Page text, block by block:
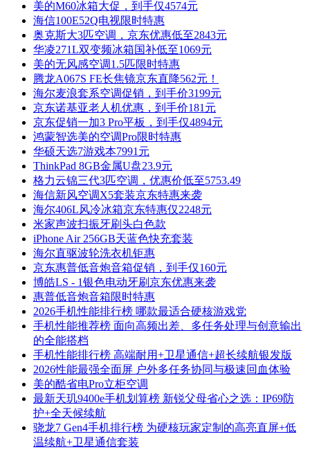
美的M60冰箱大促，到手仅4574元
海信100E52Q电视限时特惠
奥克斯大3匹空调，京东优惠低至2843元
华凌271L双变频冰箱国补低至1069元
美的无风感空调1.5匹限时特惠
腾龙A067S FE长焦镜京东直降562元！
海尔麦浪套系空调促销，到手价3199元
京东诺基亚老人机优惠，到手价181元
京东促销一加3 Pro平板，到手仅4894元
鸿蒙智选美的空调Pro限时特惠
华硕天选7游戏本7991元
ThinkPad 8GB金属U盘23.9元
格力云锦三代3匹空调，优惠价低至5753.49
海信新风空调X5套装京东特惠来袭
海尔406L风冷冰箱京东特惠仅2248元
米家声波扫振牙刷头白色款
iPhone Air 256GB天蓝色快充套装
海尔直驱波轮洗衣机钜惠
京东惠普低音炮音箱促销，到手仅160元
博皓LS - 1银色电动牙刷京东优惠来袭
惠普低音炮音箱限时特惠
2026手机性能排行榜 哪款最适合硬核游戏党
手机性能推荐榜 面向高频出差、多任务处理与创意输出
的全能搭档
手机性能排行榜 高端耐用+卫星通信+超长续航银发版
2026性能最强全面屏 户外多任务协同与极速回血体验
美的酷省电Pro立柜空调
最新天玑9400e手机划算榜 新锐父母省心之选：IP69防
护+全天候续航
骁龙7 Gen4手机排行榜 为硬核玩家定制的高亮直屏+低
温续航+卫星通信套装